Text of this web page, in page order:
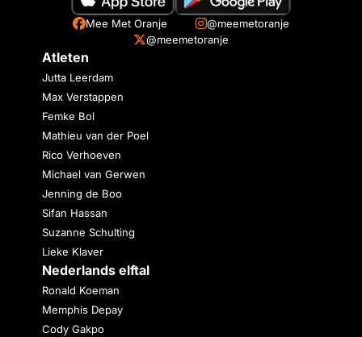
Mee Met Oranje
@meemetoranje
@meemetoranje
Atleten
Jutta Leerdam
Max Verstappen
Femke Bol
Mathieu van der Poel
Rico Verhoeven
Michael van Gerwen
Jenning de Boo
Sifan Hassan
Suzanne Schulting
Lieke Klaver
Nederlands elftal
Ronald Koeman
Memphis Depay
Cody Gakpo